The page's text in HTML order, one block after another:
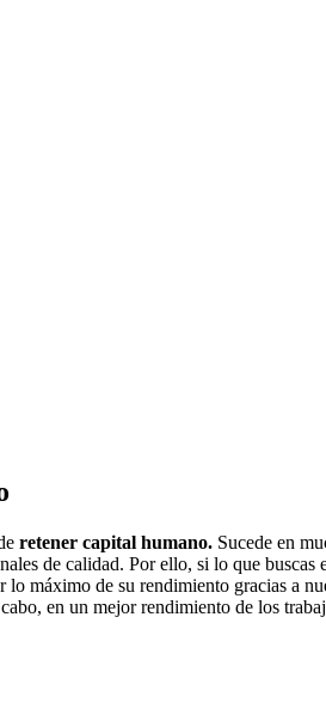
retener capital humano. Sucede en
de calidad. Por ello, si lo que
lo máximo de su rendimiento gracias a
en un mejor rendimiento de los